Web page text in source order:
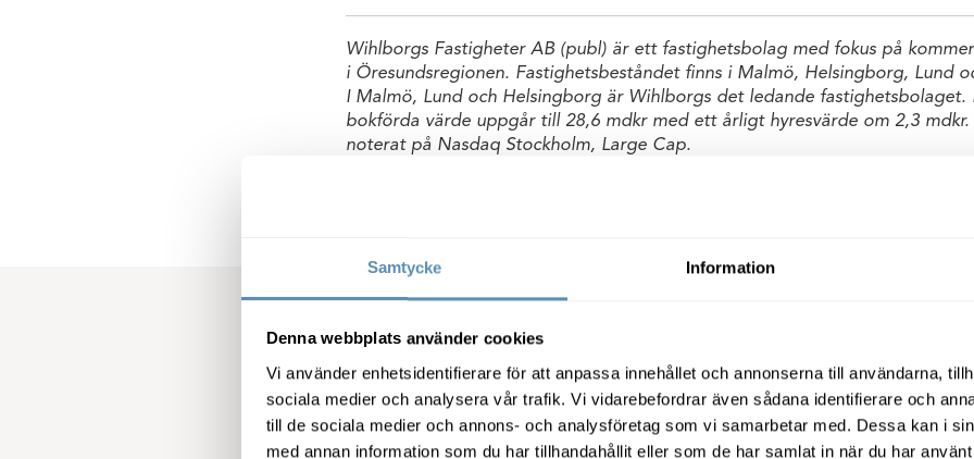
Samtycke Information
Denna webbplats använder cookies
Vi använder enhetsidentifierare för att anpassa innehållet och annonserna till användarna,
sociala medier och analysera vår trafik. Vi vidarebefordrar även sådana identifierare och
till de sociala medier och annons- och analysföretag som vi samarbetar med. Dessa kan i
med annan information som du har tillhandahållit eller som de har samlat in när du har
Wihlborgs Fastigheter AB (publ) är ett fastighetsbolag med fokus på
i Öresundsregionen. Fastighetsbeståndet finns i Malmö, Helsingborg, Lund
I Malmö, Lund och Helsingborg är Wihlborgs det ledande fastighetsbolaget.
bokförda värde uppgår till 28,6 mdkr med ett årligt hyresvärde om 2,3
noterat på Nasdaq Stockholm, Large Cap.
Kontaktinformation Relaterade